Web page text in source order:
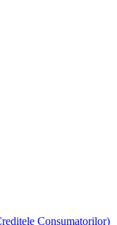
Consumatorilor)